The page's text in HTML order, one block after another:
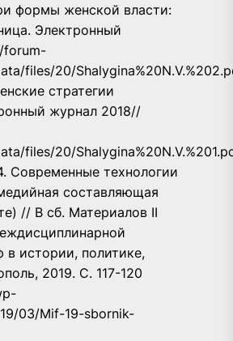
формы женской власти:
Электронный
forum-
files/20/
стратегии
журнал 2018//
files/20/
Современные технологии
составляющая
// В сб. Материалов II
истории, политике,
2019. С. 117-120
03/Mif-19-sbornik-